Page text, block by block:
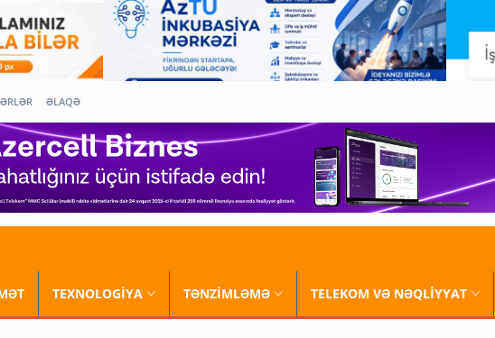
ƏLAQƏ
TEXNOLOGİYA TƏNZİMLƏMƏ TELEKOM VƏ NƏQLİYYAT